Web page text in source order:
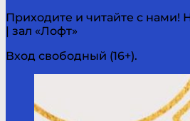
Приходите и читайте с нами!
| зал «Лофт»
Вход свободный (16+).